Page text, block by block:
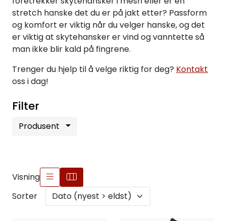
stretch hanske det du er på jakt etter? Passform
og komfort er viktig når du velger hanske, og det
er viktig at skytehansker er vind og vanntette så
man ikke blir kald på fingrene.
Trenger du hjelp til å velge riktig for deg? Kontakt
oss i dag!
Filter
Produsent
Visning
Sorter